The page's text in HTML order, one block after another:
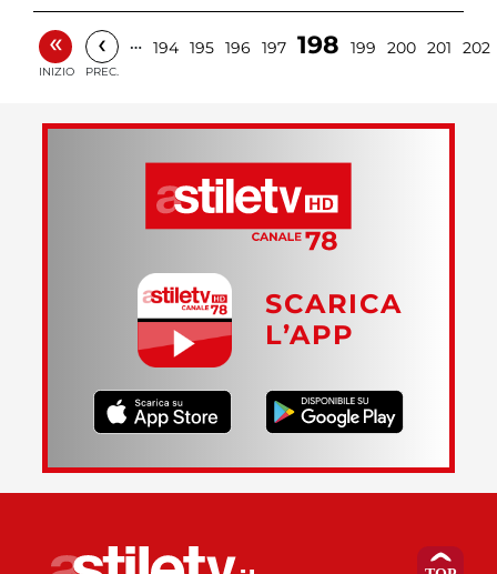
«
INIZIO
‹
PREC.
… 194 195 196 197 198 199 200 201 202
SCARICA
L’APP